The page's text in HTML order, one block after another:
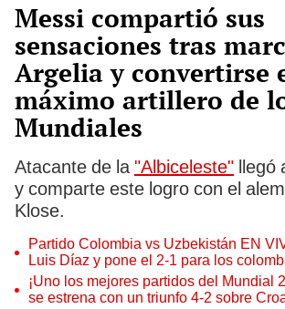
Messi compartió sus
sensaciones tras
Argelia y convertirse
máximo artillero de
Mundiales
Atacante de la "Albiceleste" llegó
y comparte este logro con el
Klose.
Partido Colombia vs Uzbekistán EN
Luis Díaz y pone el 2-1 para los
¡Uno los mejores partidos del Mundial
se estrena con un triunfo 4-2 sobre